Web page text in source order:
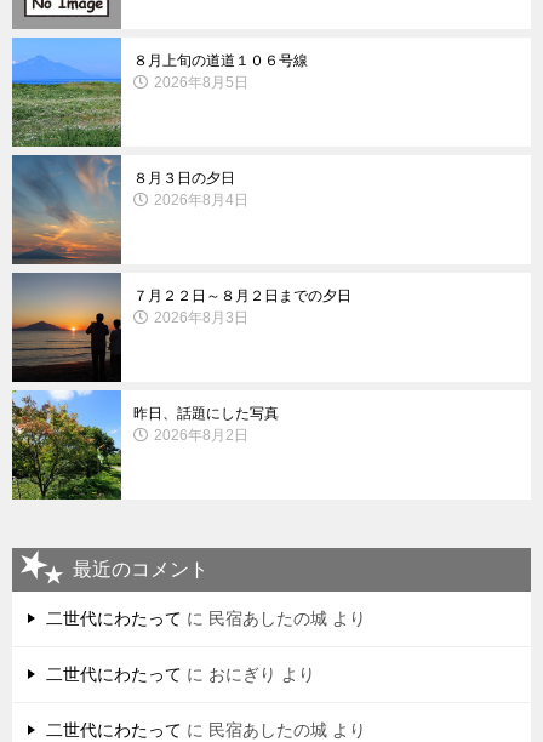
８月上旬の道道１０６号線
2026年8月5日
８月３日の夕日
2026年8月4日
７月２２日～８月２日までの夕日
2026年8月3日
昨日、話題にした写真
2026年8月2日
最近のコメント
二世代にわたって に 民宿あしたの城 より
二世代にわたって に おにぎり より
二世代にわたって に 民宿あしたの城 より